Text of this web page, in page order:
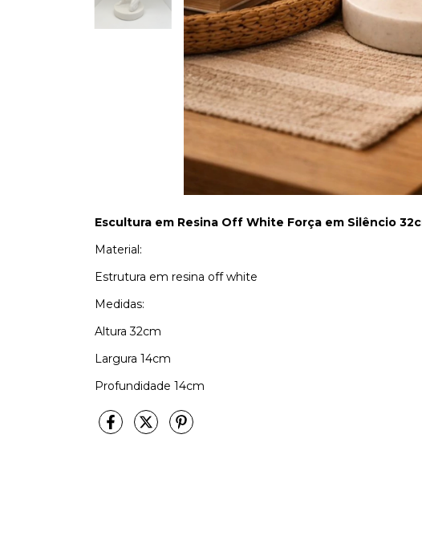
Escultura em Resina Off White Força em Silêncio
Material:
Estrutura em resina off white
Medidas:
Altura 32cm
Largura 14cm
Profundidade 14cm